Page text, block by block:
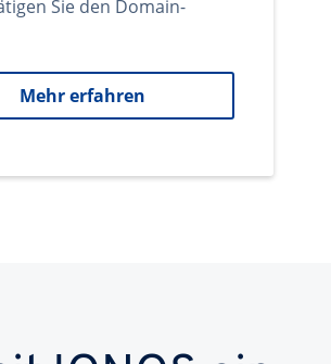
Sie den Domain-
Mehr erfahren